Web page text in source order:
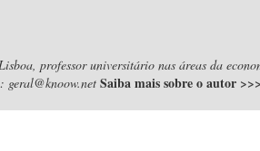
professor universitário nas áreas da
geral@knoow.net Saiba mais sobre o autor >>>